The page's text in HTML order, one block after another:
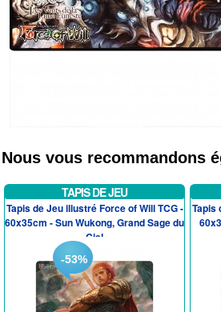
Nous vous recommandons
TAPIS DE JEU
Tapis de Jeu illustré Force of Will TCG -
60x35cm - Sun Wukong, Grand Sage du
Ciel
-53%
Tapis